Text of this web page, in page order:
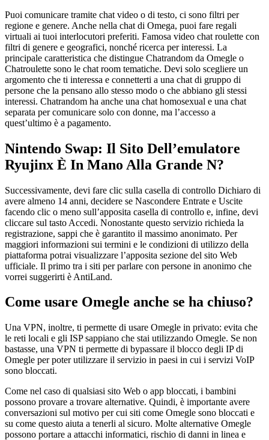
Puoi comunicare tramite chat video o di testo, ci sono filtri per
regione e genere. Anche nella chat di Omega, puoi fare regali
virtuali ai tuoi interlocutori preferiti. Famosa video chat roulette con
filtri di genere e geografici, nonché ricerca per interessi. La
principale caratteristica che distingue Chatrandom da Omegle o
Chatroulette sono le chat room tematiche. Devi solo scegliere un
argomento che ti interessa e connetterti a una chat di gruppo di
persone che la pensano allo stesso modo o che abbiano gli stessi
interessi. Chatrandom ha anche una chat homosexual e una chat
separata per comunicare solo con donne, ma l’accesso a
quest’ultimo è a pagamento.
Nintendo Swap: Il Sito Dell’emulatore
Ryujinx È In Mano Alla Grande N?
Successivamente, devi fare clic sulla casella di controllo Dichiaro di
avere almeno 14 anni, decidere se Nascondere Entrate e Uscite
facendo clic o meno sull’apposita casella di controllo e, infine, devi
cliccare sul tasto Accedi. Nonostante questo servizio richieda la
registrazione, sappi che è garantito il massimo anonimato. Per
maggiori informazioni sui termini e le condizioni di utilizzo della
piattaforma potrai visualizzare l’apposita sezione del sito Web
ufficiale. Il primo tra i siti per parlare con persone in anonimo che
vorrei suggerirti è AntiLand.
Come usare Omegle anche se ha chiuso?
Una VPN, inoltre, ti permette di usare Omegle in privato: evita che
le reti locali e gli ISP sappiano che stai utilizzando Omegle. Se non
bastasse, una VPN ti permette di bypassare il blocco degli IP di
Omegle per poter utilizzare il servizio in paesi in cui i servizi VoIP
sono bloccati.
Come nel caso di qualsiasi sito Web o app bloccati, i bambini
possono provare a trovare alternative. Quindi, è importante avere
conversazioni sul motivo per cui siti come Omegle sono bloccati e
su come questo aiuta a tenerli al sicuro. Molte alternative Omegle
possono portare a attacchi informatici, rischio di danni in linea e